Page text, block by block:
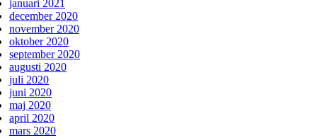
januari 2021
december 2020
november 2020
oktober 2020
september 2020
augusti 2020
juli 2020
juni 2020
maj 2020
april 2020
mars 2020